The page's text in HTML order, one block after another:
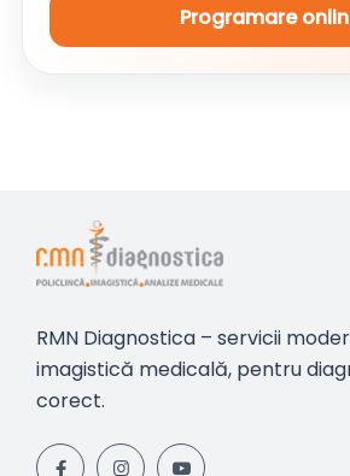
Programare
RMN Diagnostica – servicii
imagistică medicală, pentru
corect.